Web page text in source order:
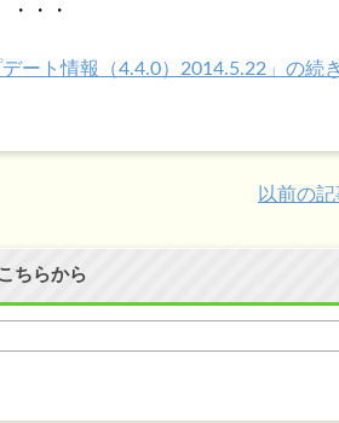
・・・
デート情報（4.4.0）2014.5.22」の続
以前の
ちらから